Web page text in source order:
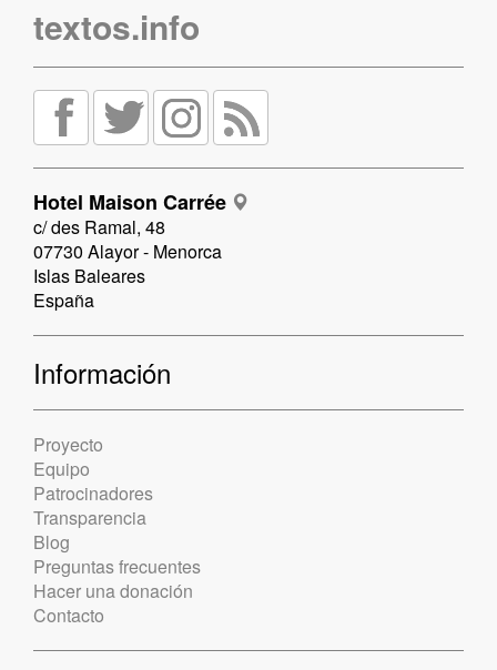
textos.info
Hotel Maison Carrée
c/ des Ramal, 48
07730 Alayor - Menorca
Islas Baleares
España
Información
Proyecto
Equipo
Patrocinadores
Transparencia
Blog
Preguntas frecuentes
Hacer una donación
Contacto